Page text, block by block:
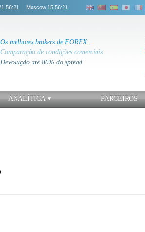
Moscow 15:56:21
Os melhores brokers de FOREX
Comparação de condições comerciais
Devolução até 80% do spread
ANALÍTICA PARCEIROS